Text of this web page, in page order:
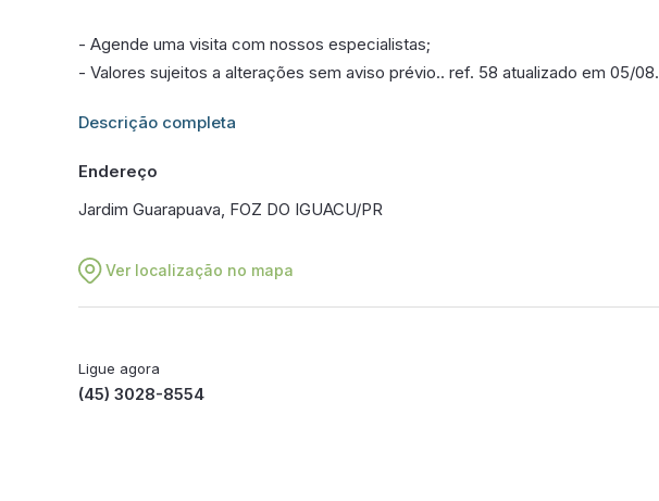
- Agende uma visita com nossos especialistas;
- Valores sujeitos a alterações sem aviso prévio.. ref. 58 atualizado em 05/08.
Informações adicionais sobre este imóvel estarão disponíveis em breve.
Descrição completa
Endereço
Jardim Guarapuava, FOZ DO IGUACU/PR
Ver localização no mapa
Ligue agora
(45) 3028-8554